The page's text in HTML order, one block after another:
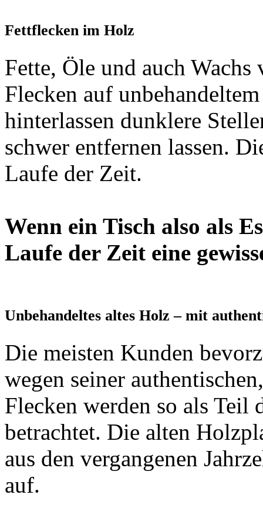
Fettflecken im Holz
Fette, Öle und auch
Flecken auf
hinterlassen dunklere
schwer entfernen lassen.
Laufe der Zeit.
Wenn ein Tisch also als
Laufe der Zeit eine
Unbehandeltes altes Holz – mit
Die meisten Kunden
wegen seiner
Flecken werden so als Teil
betrachtet. Die alten
aus den vergangenen
auf.